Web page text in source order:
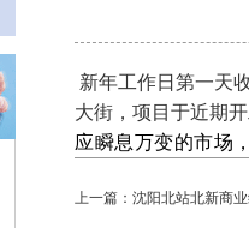
新年工作日第一天
大街，项目于近期
应瞬息万变的市场
上一篇：沈阳北站北新商